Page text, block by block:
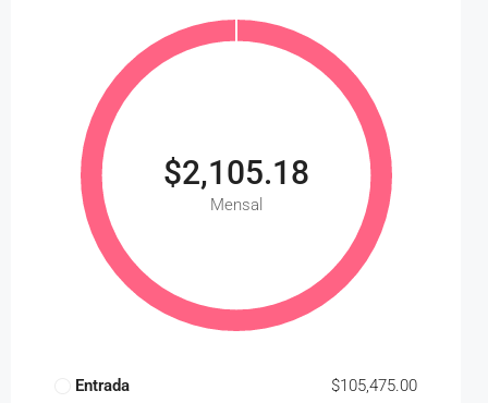
$2,105.18
Mensal
Entrada $105,475.00